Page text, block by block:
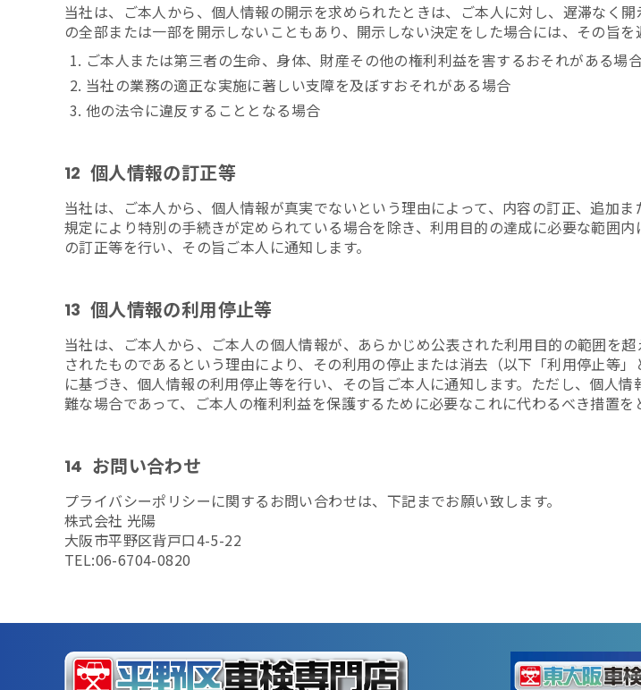
当社は、ご本人から、個人情報の開示を求められたときは、ご本人に対し、遅滞なく
の全部または一部を開示しないこともあり、開示しない決定をした場合には、その旨を
ご本人または第三者の生命、身体、財産その他の権利利益を害するおそれがある場
当社の業務の適正な実施に著しい支障を及ぼすおそれがある場合
他の法令に違反することとなる場合
12 個人情報の訂正等
当社は、ご本人から、個人情報が真実でないという理由によって、内容の訂正、追加
規定により特別の手続きが定められている場合を除き、利用目的の達成に必要な範囲
の訂正等を行い、その旨ご本人に通知します。
13 個人情報の利用停止等
当社は、ご本人から、ご本人の個人情報が、あらかじめ公表された利用目的の範囲を
されたものであるという理由により、その利用の停止または消去（以下「利用停止等
に基づき、個人情報の利用停止等を行い、その旨ご本人に通知します。ただし、個人
難な場合であって、ご本人の権利利益を保護するために必要なこれに代わるべき措置を
14 お問い合わせ
プライバシーポリシーに関するお問い合わせは、下記までお願い致します。
株式会社 光陽
大阪市平野区背戸口4-5-22
TEL:06-6704-0820